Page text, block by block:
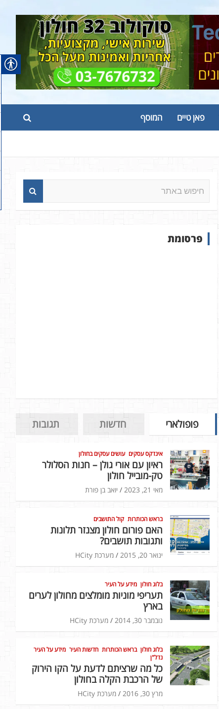
פאן טיים המוסף
פ
ש
פרסומת
פופולארי חדשות תגובות
אינדקס עסקים עושים עסקים בחולון
ראיון עם אורי גולן – חנות הסלולר
טק-מובייל חולון
מאי 21, 2023 יואב בן פורת
בראש הכותרות קול התושבים
האם פורום חולון מצנזר תלונות
ותגובות תושבים?
ינואר 20, 2015 מערכת HCity
בלוג חולון מידע על העיר
תעריפי מוניות מומלצים מחולון לערים
בארץ
נובמבר 30, 2014 מערכת HCity
בלוג חולון בראש הכותרות חדשות העיר מידע על העיר
נדל"ן
כל מה שרציתם לדעת על הקו הירוק
של הרכבת הקלה בחולון
מרץ 30, 2016 מערכת HCity